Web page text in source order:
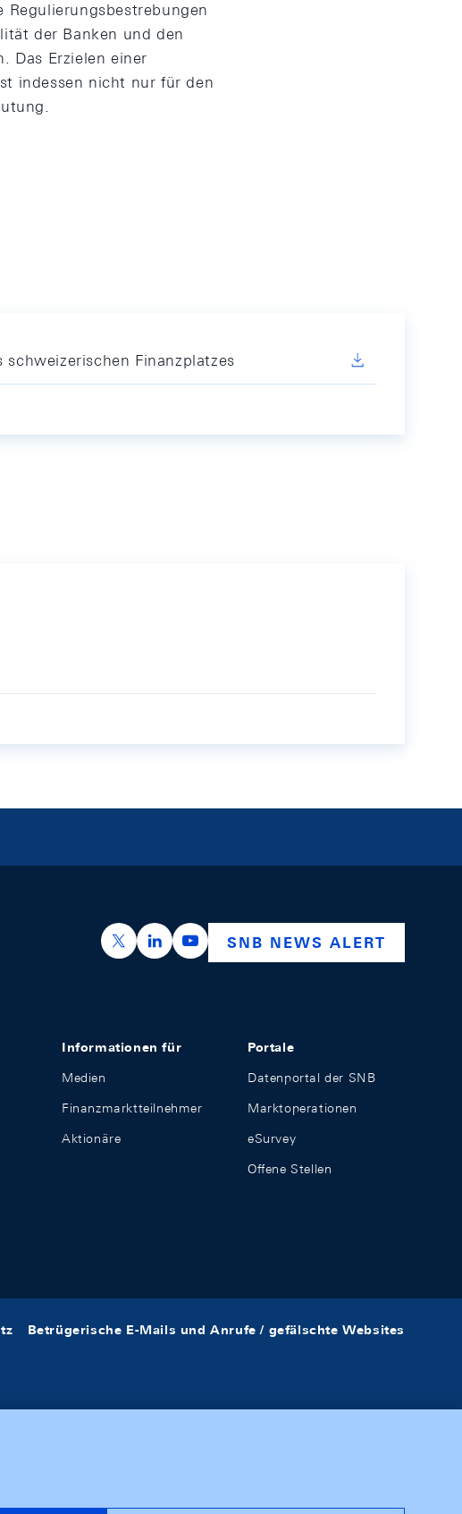
Regulierungsbestrebungen
der Banken und den
Das Erzielen einer
indessen nicht nur für den
Finanzplatzes
https://x.com/snb_bns
https://ch.linkedin.com/company/swiss-
https://www.youtube.com/
SNB NEWS ALERT
Informationen für
Medien
Finanzmarktteilnehmer
Aktionäre
Portale
Datenportal der SNB
Marktoperationen
eSurvey
Offene Stellen
Betrügerische E-Mails und Anrufe / gefälschte Websites